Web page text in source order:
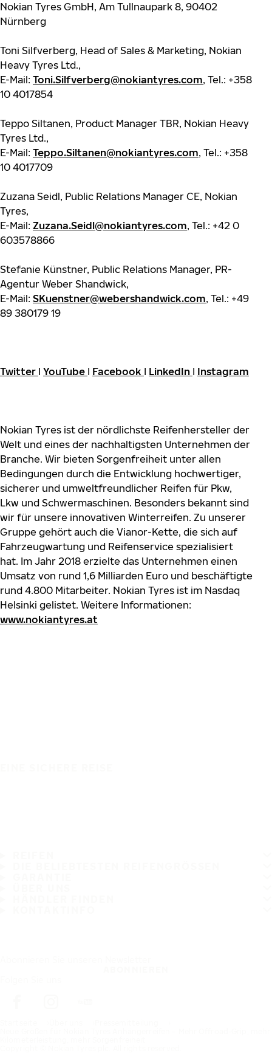
Nokian Tyres GmbH, Am Tullnaupark 8, 90402
Nürnberg
Toni Silfverberg, Head of Sales & Marketing, Nokian
Heavy Tyres Ltd.,
E-Mail: Toni.Silfverberg@nokiantyres.com, Tel.: +358
10 4017854
Teppo Siltanen, Product Manager TBR, Nokian Heavy
Tyres Ltd.,
E-Mail: Teppo.Siltanen@nokiantyres.com, Tel.: +358
10 4017709
Zuzana Seidl, Public Relations Manager CE, Nokian
Tyres,
E-Mail: Zuzana.Seidl@nokiantyres.com, Tel.: +42 0
603578866
Stefanie Künstner, Public Relations Manager, PR-
Agentur Weber Shandwick,
E-Mail: SKuenstner@webershandwick.com, Tel.: +49
89 380179 19
Twitter I YouTube I Facebook I LinkedIn I Instagram
Nokian Tyres ist der nördlichste Reifenhersteller der
Welt und eines der nachhaltigsten Unternehmen der
Branche. Wir bieten Sorgenfreiheit unter allen
Bedingungen durch die Entwicklung hochwertiger,
sicherer und umweltfreundlicher Reifen für Pkw,
Lkw und Schwermaschinen. Besonders bekannt sind
wir für unsere innovativen Winterreifen. Zu unserer
Gruppe gehört auch die Vianor-Kette, die sich auf
Fahrzeugwartung und Reifenservice spezialisiert
hat. Im Jahr 2018 erzielte das Unternehmen einen
Umsatz von rund 1,6 Milliarden Euro und beschäftigte
rund 4.800 Mitarbeiter. Nokian Tyres ist im Nasdaq
Helsinki gelistet. Weitere Informationen:
www.nokiantyres.at